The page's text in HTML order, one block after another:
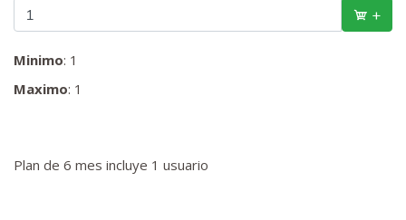
+
Minimo: 1
Maximo: 1
Plan de 6 mes incluye 1 usuario